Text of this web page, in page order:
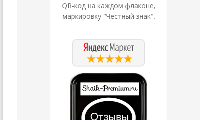
QR-код на каждом флаконе,
маркировку "Честный знак".